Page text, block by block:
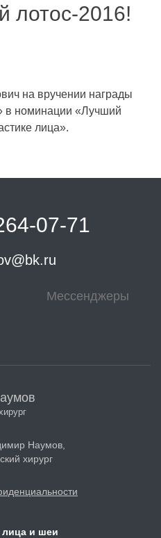
лотос-2016!
на вручении награды
в номинации «Лучший
лица».
07-71
Мессенджеры
Наумов,
хирург
лица и шеи